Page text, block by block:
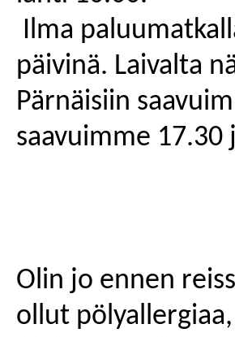
Ilma
päivinä. Laivalta
Pärnäisiin
saavuimme 17.30
Olin jo ennen
ollut